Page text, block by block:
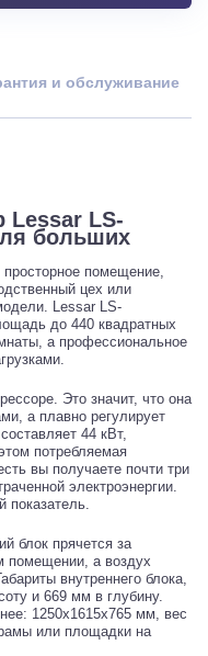
и обслуживание
Lessar LS-
больших
помещение,
цех или
Lessar LS-
до 440 квадратных
а профессиональное
Это значит, что она
а плавно регулирует
44 кВт,
потребляемая
вы получаете почти три
электроэнергии.
показатель.
блок прячется за
помещении, а воздух
внутреннего блока,
и 669 мм в глубину.
1250x1615x765 мм, вес
рамы или площадки на